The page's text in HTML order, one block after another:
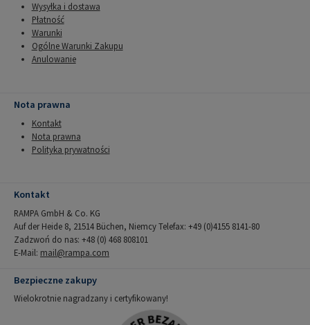
Wysyłka i dostawa
Płatność
Warunki
Ogólne Warunki Zakupu
Anulowanie
Nota prawna
Kontakt
Nota prawna
Polityka prywatności
Kontakt
RAMPA GmbH & Co. KG
Auf der Heide 8, 21514 Büchen, Niemcy Telefax: +49 (0)4155 8141-80
Zadzwoń do nas: +48 (0) 468 808101
E-Mail: mail@rampa.com
Bezpieczne zakupy
Wielokrotnie nagradzany i certyfikowany!